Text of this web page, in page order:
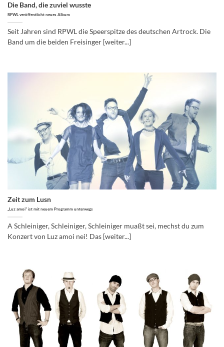
Die Band, die zuviel wusste
RPWL veröffentlicht neues Album
Seit Jahren sind RPWL die Speerspitze des deutschen Artrock. Die
Band um die beiden Freisinger [weiter...]
Zeit zum Lusn
„Luz amoi“ ist mit neuem Programm unterwegs
A Schleiniger, Schleiniger, Schleiniger muaßt sei, mechst du zum
Konzert von Luz amoi nei! Das [weiter...]